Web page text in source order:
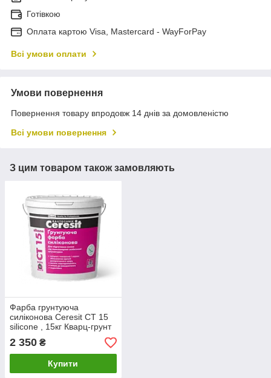
Готівкою
Оплата картою Visa, Mastercard - WayForPay
Всі умови оплати
Умови повернення
Повернення товару впродовж 14 днів за домовленістю
Всі умови повернення
З цим товаром також замовляють
Фарба грунтуюча
силіконова Ceresit CT 15
silicone , 15кг Кварц-грунт
силіконовий Церезіт СТ15
2 350 ₴
Купити